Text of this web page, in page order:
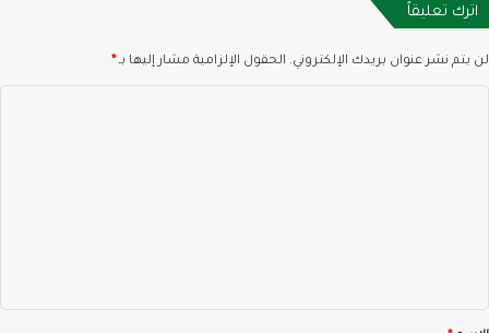
اترك تعليقاً
لن يتم نشر عنوان بريدك الإلكتروني. الحقول الإلزامية مشار إليها بـ*
*